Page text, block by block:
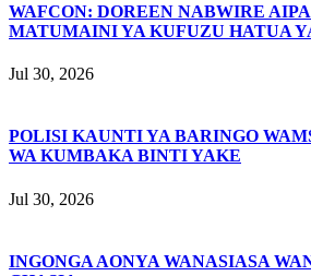
WAFCON: DOREEN NABWIRE
MATUMAINI YA KUFUZU HATUA
Jul 30, 2026
POLISI KAUNTI YA BARINGO
WA KUMBAKA BINTI YAKE
Jul 30, 2026
INGONGA AONYA WANASIASA